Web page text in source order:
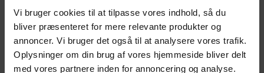
Vi bruger cookies til at tilpasse vores indhold, så du
bliver præsenteret for mere relevante produkter og
annoncer. Vi bruger det også til at analysere vores trafik.
Oplysninger om din brug af vores hjemmeside bliver delt
med vores partnere inden for annoncering og analyse.
SCOTT Soldier Ghost -
Albuebeskytter - Sort
499,00kr.
SCOTT Soldier Ghost -
Knæbeskyttere - Sort
519,00kr.